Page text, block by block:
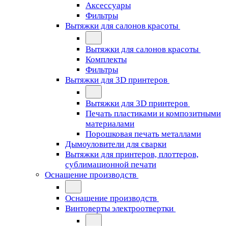
Аксессуары
Фильтры
Вытяжки для салонов красоты
Вытяжки для салонов красоты
Комплекты
Фильтры
Вытяжки для 3D принтеров
Вытяжки для 3D принтеров
Печать пластиками и композитными
материалами
Порошковая печать металлами
Дымоуловители для сварки
Вытяжки для принтеров, плоттеров,
сублимационной печати
Оснащение производств
Оснащение производств
Винтоверты электроотвертки